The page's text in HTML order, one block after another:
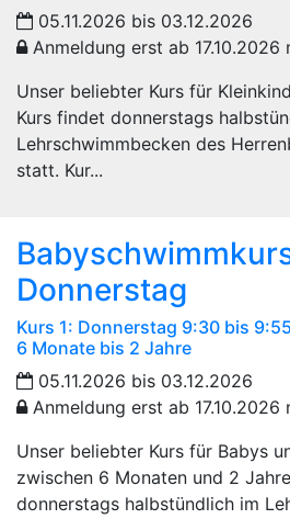
05.11.2026 bis 03.12.2026
Anmeldung erst ab 17.10.2026
Unser beliebter Kurs für
Kurs findet donnerstags
Lehrschwimmbecken des
statt. Kur...
Donnerstag
Kurs 1: Donnerstag 9:30 bis
6 Monate bis 2 Jahre
05.11.2026 bis 03.12.2026
Anmeldung erst ab 17.10.2026
Unser beliebter Kurs für Babys
zwischen 6 Monaten und 2
donnerstags halbstündlich im